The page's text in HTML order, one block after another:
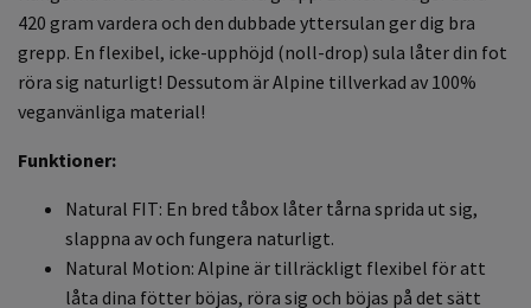
420 gram vardera och den dubbade yttersulan ger dig bra
grepp. En flexibel, icke-upphöjd (noll-drop) sula låter din fot
röra sig naturligt! Dessutom är Alpine tillverkad av 100%
veganvänliga material!
Funktioner:
Natural FIT: En bred tåbox låter tårna sprida ut sig,
slappna av och fungera naturligt.
Natural Motion: Alpine är tillräckligt flexibel för att
låta dina fötter böjas, röra sig och böjas på det sätt